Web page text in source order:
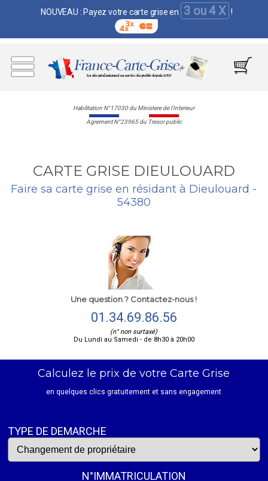
NOUVEAU : Payez votre carte grise en 3 ou 4 X !
Habilitation N°17030 du Ministere de l'Interieur
Agrement N°23965 du Tresor public
CARTE GRISE DIEULOUARD
Faire sa carte grise en résidant à Dieulouard -
54380
Une question ? Contactez-nous !
01.34.69.86.56
(n° non surtaxé)
Du Lundi au Samedi - de 8h30 à 20h00
Calculez le prix de votre Carte Grise
en quelques clics gratuitement et sans engagement
TYPE DE DEMARCHE
N°IMMATRICULATION